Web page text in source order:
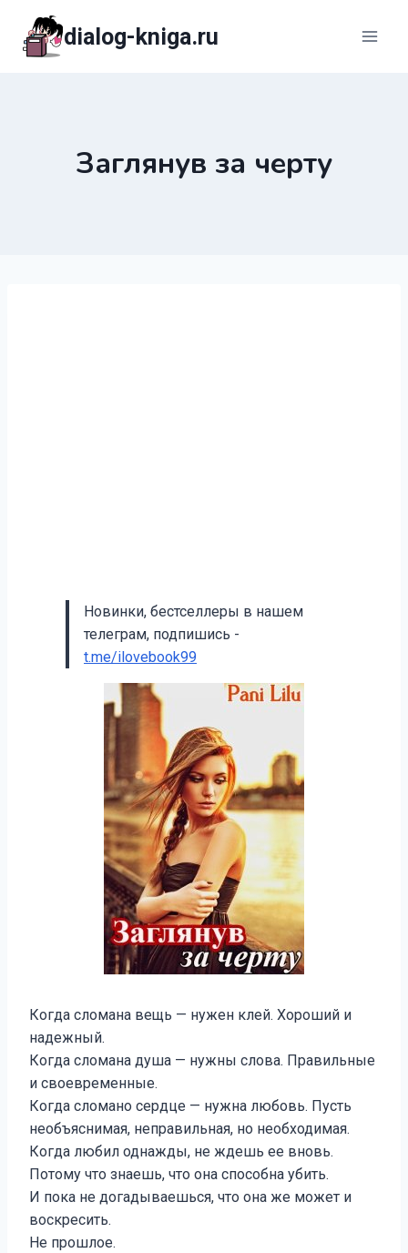
содержимому
dialog-kniga.ru
Заглянув за черту
Новинки, бестселлеры в нашем
телеграм, подпишись -
t.me/ilovebook99
Когда сломана вещь — нужен клей. Хороший и
надежный.
Когда сломана душа — нужны слова. Правильные
и своевременные.
Когда сломано сердце — нужна любовь. Пусть
необъяснимая, неправильная, но необходимая.
Когда любил однажды, не ждешь ее вновь.
Потому что знаешь, что она способна убить.
И пока не догадываешься, что она же может и
воскресить.
Не прошлое.